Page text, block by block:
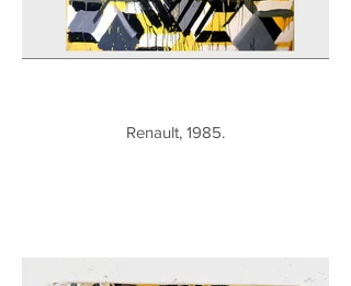
Renault, 1985.